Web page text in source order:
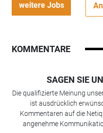
weitere Jobs
KOMMENTARE
SAGEN SIE
Die qualifizierte Meinung
ist ausdrücklich
Kommentaren auf die
angenehme